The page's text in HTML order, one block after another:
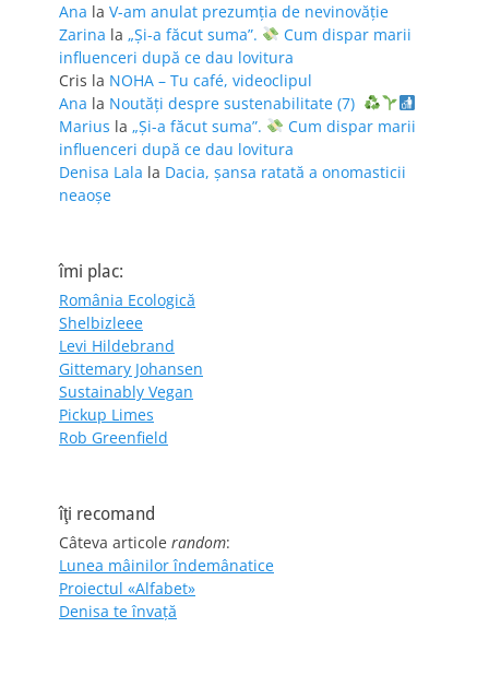
Ana la V-am anulat prezumția de nevinovăție
Zarina la „Și-a făcut suma”.
Cum dispar marii
influenceri după ce dau lovitura
Cris la NOHA – Tu café, videoclipul
Ana la Noutăți despre sustenabilitate (7)
Marius la „Și-a făcut suma”.
Cum dispar marii
influenceri după ce dau lovitura
Denisa Lala la Dacia, șansa ratată a onomasticii
neaoșe
îmi plac:
România Ecologică
Shelbizleee
Levi Hildebrand
Gittemary Johansen
Sustainably Vegan
Pickup Limes
Rob Greenfield
îţi recomand
Câteva articole random:
Lunea mâinilor îndemânatice
Proiectul «Alfabet»
Denisa te învaţă